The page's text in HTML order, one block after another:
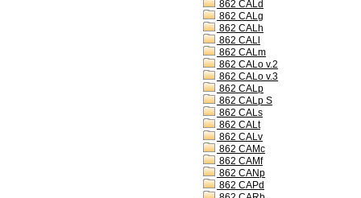
862 CALd
862 CALg
862 CALh
862 CALl
862 CALm
862 CALo v.2
862 CALo v.3
862 CALp
862 CALp S
862 CALs
862 CALt
862 CALv
862 CAMc
862 CAMf
862 CANp
862 CAPd